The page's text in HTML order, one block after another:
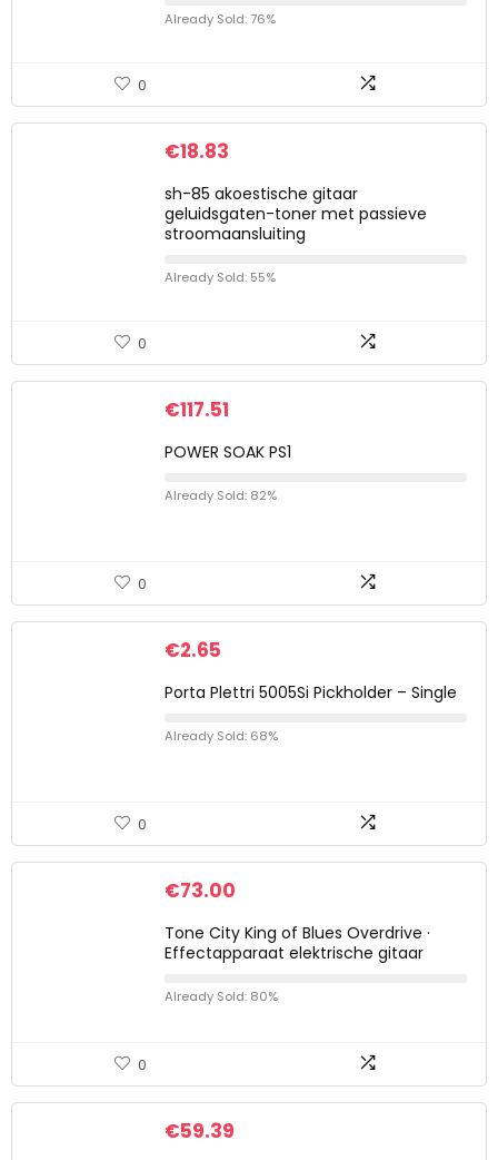
Already Sold: 76%
0
€18.83
sh-85 akoestische gitaar
geluidsgaten-toner met passieve
stroomaansluiting
Already Sold: 55%
0
€117.51
POWER SOAK PS1
Already Sold: 82%
0
€2.65
Porta Plettri 5005Si Pickholder – Single
Already Sold: 68%
0
€73.00
Tone City King of Blues Overdrive ·
Effectapparaat elektrische gitaar
Already Sold: 80%
0
€59.39